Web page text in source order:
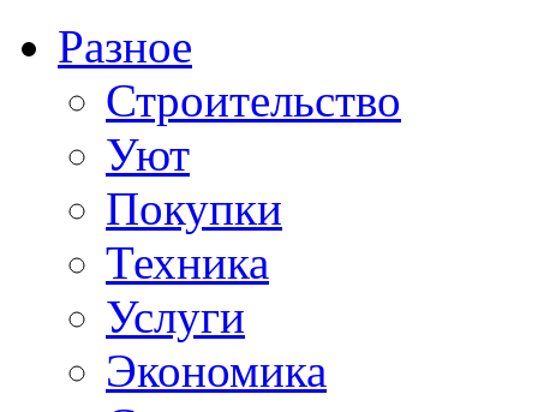
Разное
Строительство
Уют
Покупки
Техника
Услуги
Экономика